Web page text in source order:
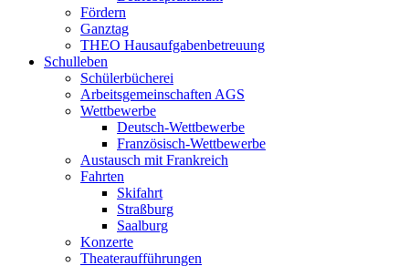
Fördern
Ganztag
THEO Hausaufgabenbetreuung
Schulleben
Schülerbücherei
Arbeitsgemeinschaften AGS
Wettbewerbe
Deutsch-Wettbewerbe
Französisch-Wettbewerbe
Austausch mit Frankreich
Fahrten
Skifahrt
Straßburg
Saalburg
Konzerte
Theateraufführungen